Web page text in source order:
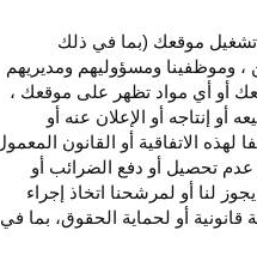
تشغيل موقعك (بما في ذلك
، وموظفينا ومسؤوليهم ومديريهم
أو أي مواد تظهر على موقعك ،
إنتاجه أو الإعلان عنه أو
الاتفاقية أو القانون
عدم تحصيل أو دفع الضرائب أو
لنا أو لمرشحنا اتخاذ إجراء
أو لحماية الحقوق، بما في